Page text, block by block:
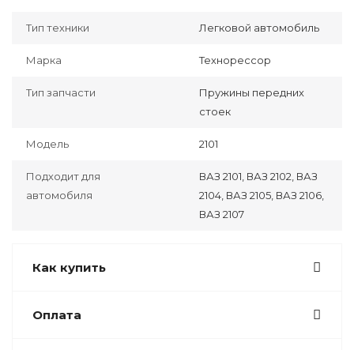
Тип техники Легковой автомобиль
Марка Технорессор
Тип запчасти
Пружины передних
стоек
Модель 2101
Подходит для
автомобиля
ВАЗ 2101, ВАЗ 2102, ВАЗ
2104, ВАЗ 2105, ВАЗ 2106,
ВАЗ 2107
Как купить
Оплата